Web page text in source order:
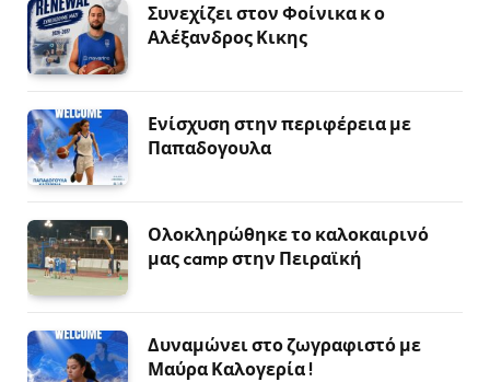
Συνεχίζει στον Φοίνικα κ ο
Αλέξανδρος Κικης
Ενίσχυση στην περιφέρεια με
Παπαδογουλα
Ολοκληρώθηκε το καλοκαιρινό
μας camp στην Πειραϊκή
Δυναμώνει στο ζωγραφιστό με
Μαύρα Καλογερία !